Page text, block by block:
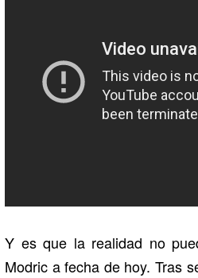
Y es que la realidad no
Modric a fecha de hoy. Tras